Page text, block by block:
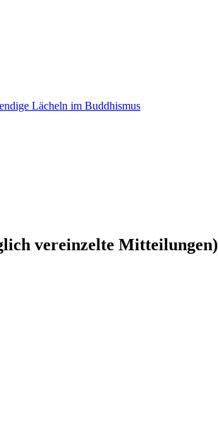
Lächeln im Buddhismus
vereinzelte Mitteilungen)